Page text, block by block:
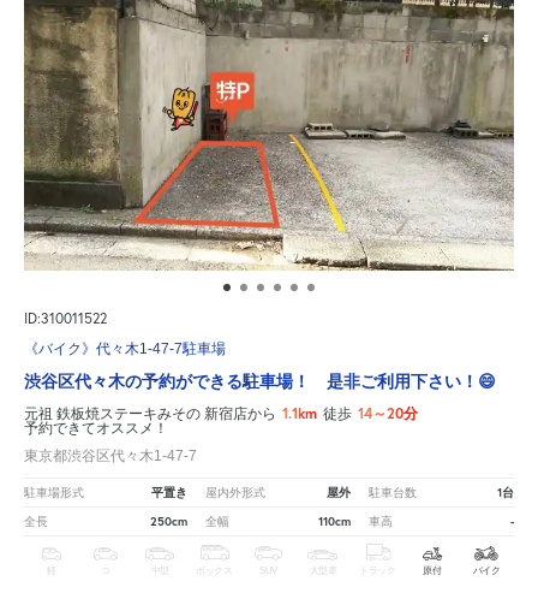
ID:310011522
《バイク》代々木1-47-7駐車場
渋谷区代々木の予約ができる駐車場！ 是非ご利用下さい！😄
元祖 鉄板焼ステーキみその 新宿店から 1.1km 徒歩 14～20分
予約できてオススメ！
東京都渋谷区代々木1-47-7
駐車場形式 平置き 屋内外形式 屋外 駐車台数 1台
全長 250cm 全幅 110cm 車高 -
軽 中型 ボックス SUV 大型車 トラック 原付 バイク